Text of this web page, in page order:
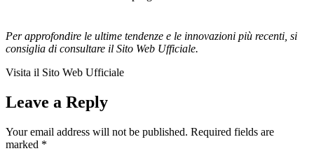
Per approfondire le ultime tendenze e le innovazioni più recenti, si
consiglia di consultare il Sito Web Ufficiale.
Visita il Sito Web Ufficiale
Leave a Reply
Your email address will not be published. Required fields are
marked *